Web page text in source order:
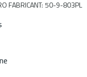
FABRICANT: 50-9-803PL